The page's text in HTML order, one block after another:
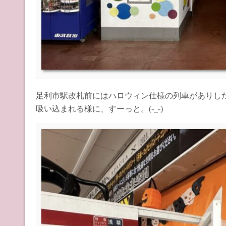
足利市駅改札前にはハロウィン仕様の列車がありし
吸い込まれる様に、すーっと。(-_-)